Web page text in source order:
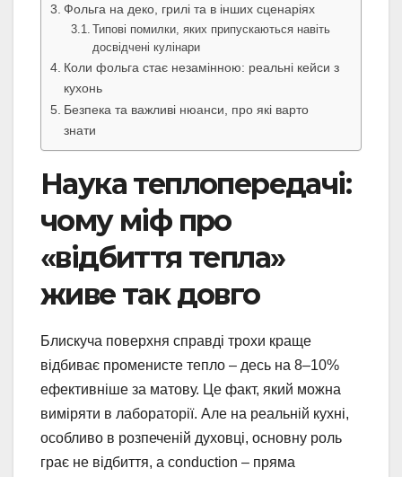
Фольга на деко, грилі та в інших сценаріях
Типові помилки, яких припускаються навіть
досвідчені кулінари
Коли фольга стає незамінною: реальні кейси з
кухонь
Безпека та важливі нюанси, про які варто
знати
Наука теплопередачі:
чому міф про
«відбиття тепла»
живе так довго
Блискуча поверхня справді трохи краще
відбиває променисте тепло – десь на 8–10%
ефективніше за матову. Це факт, який можна
виміряти в лабораторії. Але на реальній кухні,
особливо в розпеченій духовці, основну роль
грає не відбиття, а conduction – пряма